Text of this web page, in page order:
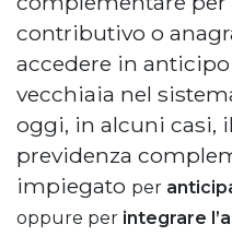
contributivo o
accedere in
vecchiaia nel
oggi, in alcuni casi,
previdenza
impiegato per
oppure per integrare